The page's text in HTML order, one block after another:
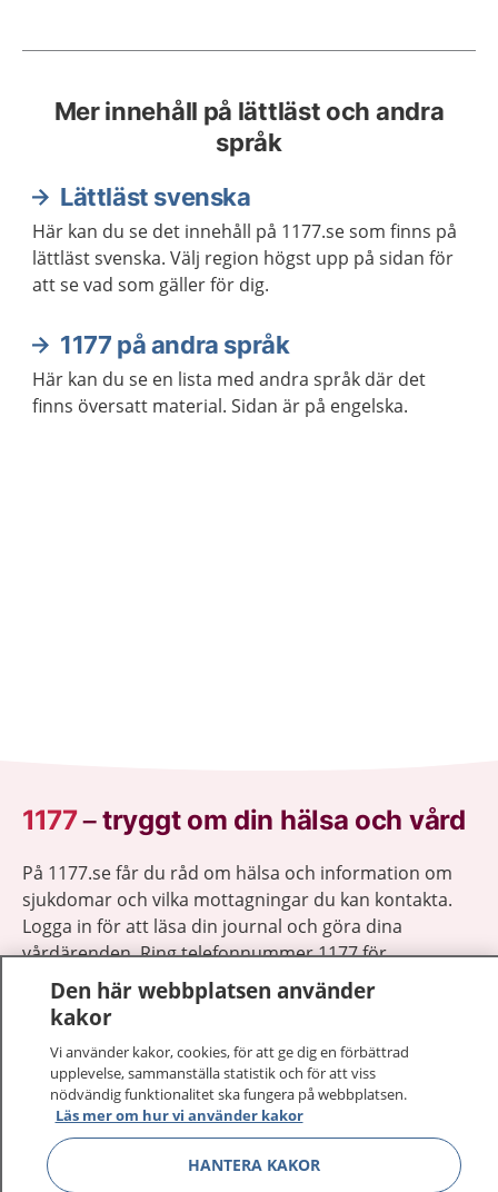
Mer innehåll på lättläst och andra
språk
Lättläst svenska
Här kan du se det innehåll på 1177.se som finns på
lättläst svenska. Välj region högst upp på sidan för
att se vad som gäller för dig.
1177 på andra språk
Här kan du se en lista med andra språk där det
finns översatt material. Sidan är på engelska.
1177–tryggt om din hälsa och vård
På 1177.se får du råd om hälsa och information om
sjukdomar och vilka mottagningar du kan kontakta.
Logga in för att läsa din journal och göra dina
vårdärenden. Ring telefonnummer 1177 för
sjukvårdsrådgivning dygnet runt.
1177 ger dig råd när du vill må bättre.
1177 på flera språk Visa
Den här webbplatsen använder
kakor
Vi använder kakor, cookies, för att ge dig en förbättrad
upplevelse, sammanställa statistik och för att viss
nödvändig funktionalitet ska fungera på webbplatsen.
Läs mer om hur vi använder kakor
HANTERA KAKOR